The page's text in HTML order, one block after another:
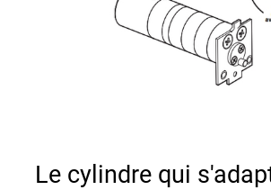
Le cylindre qui